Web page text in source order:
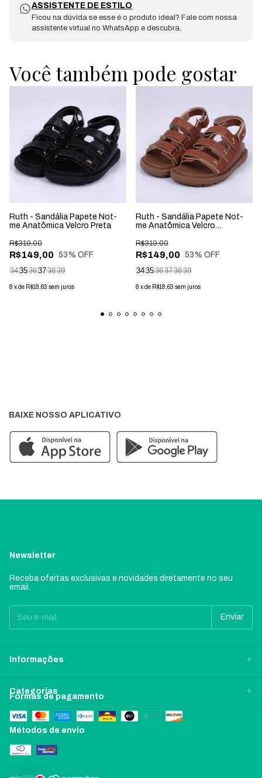
ASSISTENTE DE ESTILO
Ficou na dúvida se esse é o produto ideal? Fale com nossa
assistente virtual no WhatsApp e descubra.
Você também pode gostar
Ruth - Sandália Papete Not-
me Anatômica Velcro Preta
R$149,00
R$319,00
53% OFF
343536373839
8 xde R$18,63 sem juros
Ruth - Sandália Papete Not-
me Anatômica Velcro
R$149,00
R$319,00
53% OFF
343536373839
8 xde R$18,63 sem juros
BAIXE NOSSO APLICATIVO
Newsletter
Receba ofertas exclusivas e novidades diretamente no seu
email.
Informações
Categorias
Formas de pagamento
Métodos de envio